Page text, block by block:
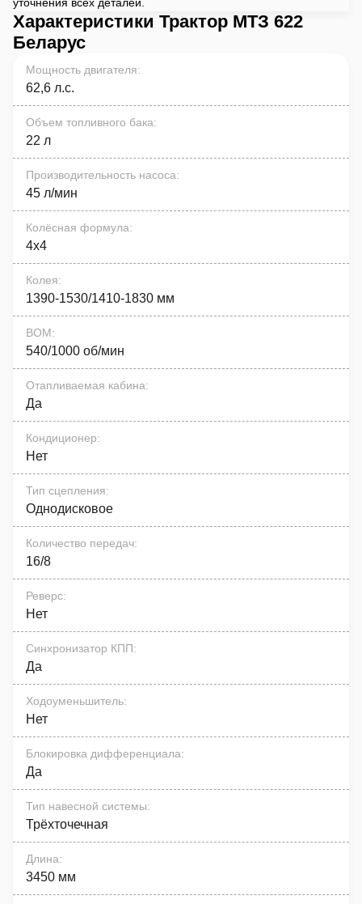
Характеристики Трактор МТЗ 622
Беларус
Мощность двигателя:
62,6 л.с.
Объем топливного бака:
22 л
Производительность насоса:
45 л/мин
Колёсная формула:
4x4
Колея:
1390-1530/1410-1830 мм
ВОМ:
540/1000 об/мин
Отапливаемая кабина:
Да
Кондиционер:
Нет
Тип сцепления:
Однодисковое
Количество передач:
16/8
Реверс:
Нет
Синхронизатор КПП:
Да
Ходоуменьшитель:
Нет
Блокировка дифференциала:
Да
Тип навесной системы:
Трёхточечная
Длина:
3450 мм